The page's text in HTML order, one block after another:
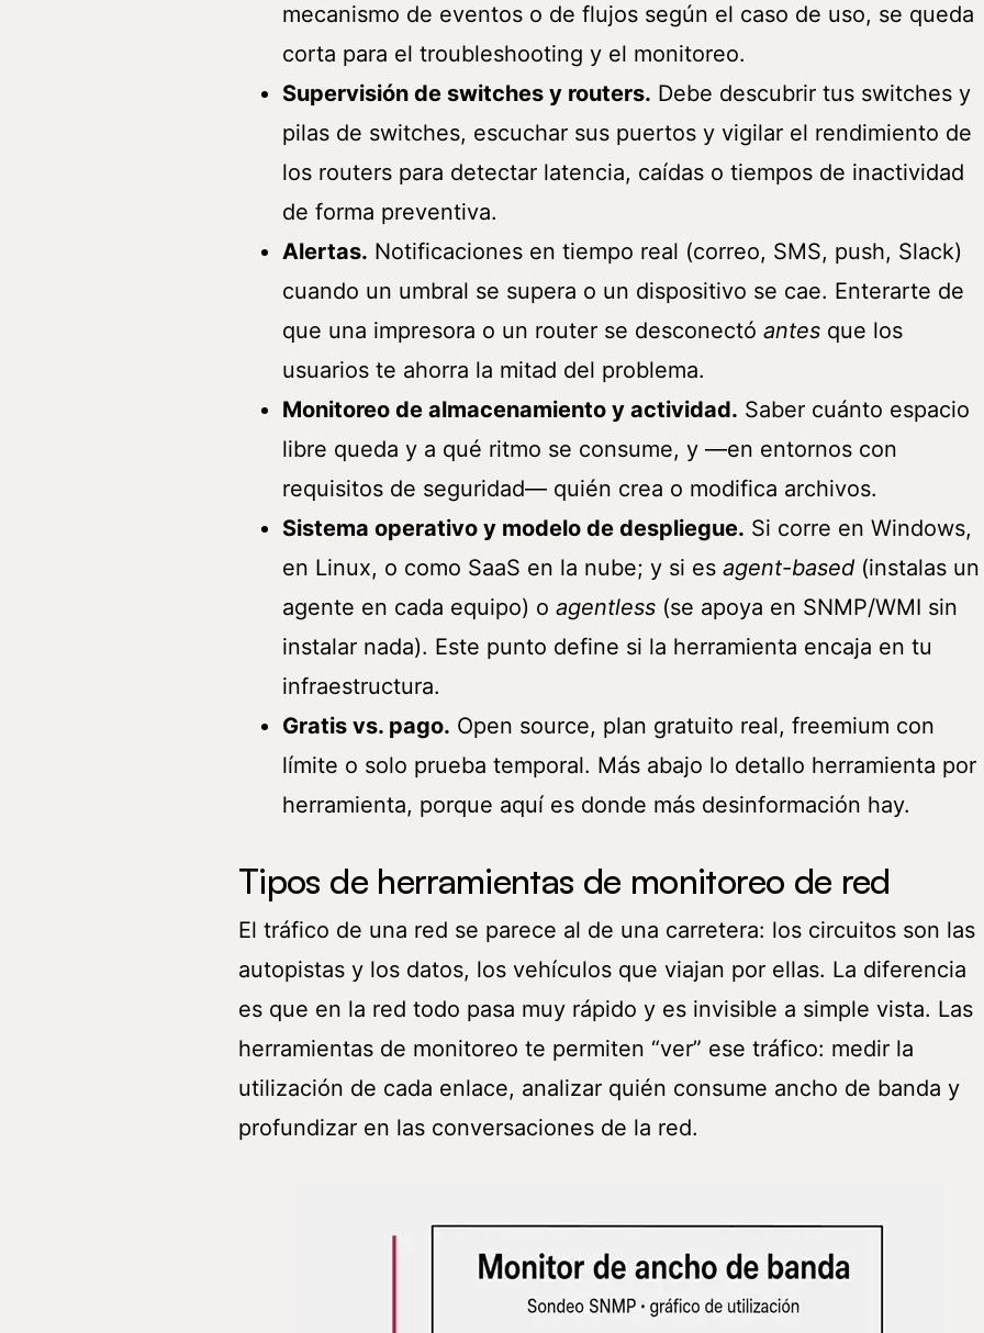
mecanismo de eventos o de flujos según el caso de uso, se queda
corta para el troubleshooting y el monitoreo.
Supervisión de switches y routers. Debe descubrir tus switches y
pilas de switches, escuchar sus puertos y vigilar el rendimiento de
los routers para detectar latencia, caídas o tiempos de inactividad
de forma preventiva.
Alertas. Notificaciones en tiempo real (correo, SMS, push, Slack)
cuando un umbral se supera o un dispositivo se cae. Enterarte de
que una impresora o un router se desconectó antes que los
usuarios te ahorra la mitad del problema.
Monitoreo de almacenamiento y actividad. Saber cuánto espacio
libre queda y a qué ritmo se consume, y —en entornos con
requisitos de seguridad— quién crea o modifica archivos.
Sistema operativo y modelo de despliegue. Si corre en Windows,
en Linux, o como SaaS en la nube; y si es agent-based (instalas un
agente en cada equipo) o agentless (se apoya en SNMP/WMI sin
instalar nada). Este punto define si la herramienta encaja en tu
infraestructura.
Gratis vs. pago. Open source, plan gratuito real, freemium con
límite o solo prueba temporal. Más abajo lo detallo herramienta por
herramienta, porque aquí es donde más desinformación hay.
Tipos de herramientas de monitoreo de red
El tráfico de una red se parece al de una carretera: los circuitos son las
autopistas y los datos, los vehículos que viajan por ellas. La diferencia
es que en la red todo pasa muy rápido y es invisible a simple vista. Las
herramientas de monitoreo te permiten “ver” ese tráfico: medir la
utilización de cada enlace, analizar quién consume ancho de banda y
profundizar en las conversaciones de la red.